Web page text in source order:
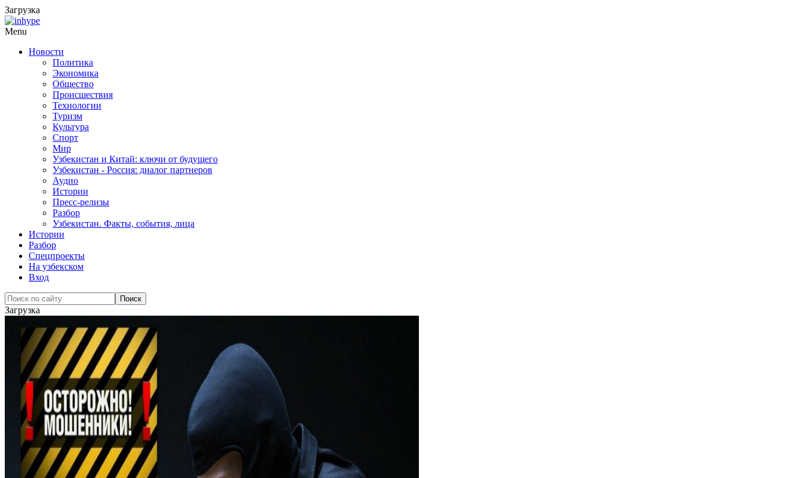
Загрузка
Menu
Новости
Политика
Экономика
Общество
Происшествия
Технологии
Туризм
Культура
Спорт
Мир
Узбекистан и Китай: ключи от будущего
Узбекистан - Россия: диалог партнеров
Аудио
Истории
Пресс-релизы
Разбор
Узбекистан. Факты, события, лица
Истории
Разбор
Спецпроекты
На узбекском
Вход
Загрузка